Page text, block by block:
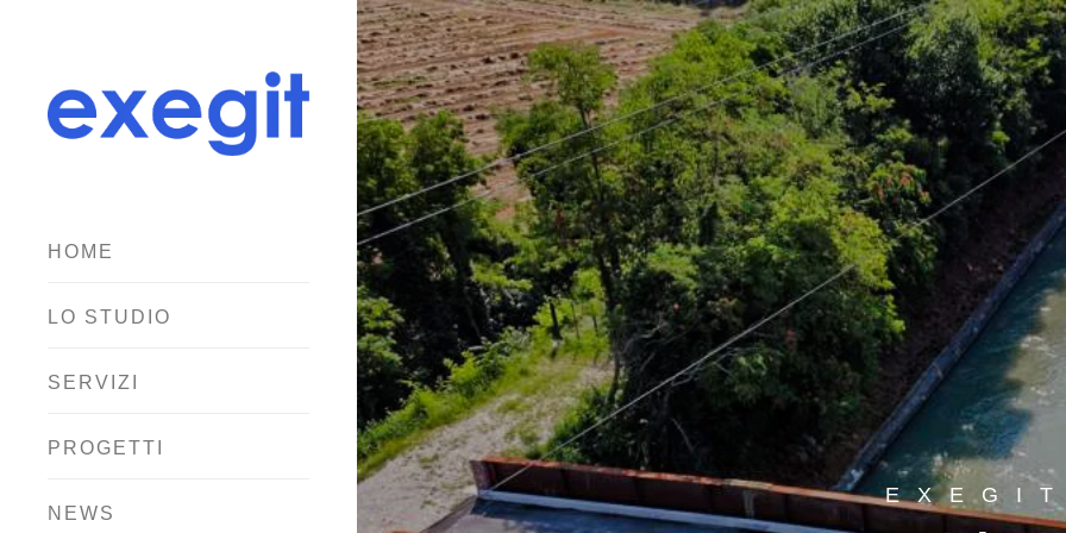
HOME
LO STUDIO
SERVIZI
PROGETTI
NEWS